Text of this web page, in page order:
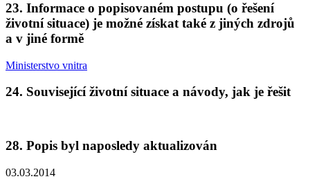
23. Informace o popisovaném postupu (o řešení
životní situace) je možné získat také z jiných zdrojů
a v jiné formě
Ministerstvo vnitra
24. Související životní situace a návody, jak je řešit
28. Popis byl naposledy aktualizován
03.03.2014